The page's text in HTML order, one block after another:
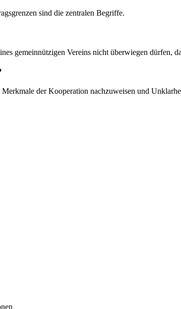
sind die zentralen Begriffe.
gemeinnützigen Vereins nicht überwiegen dürfen,
der Kooperation nachzuweisen und